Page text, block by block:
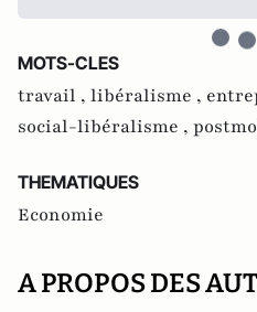
MOTS-CLES
travail , libéralisme ,
social-libéralisme ,
THEMATIQUES
Economie
A PROPOS DES